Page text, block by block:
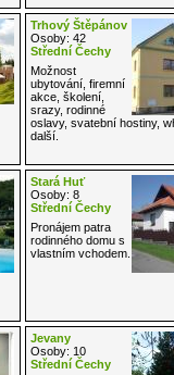
Trhový Štěpánov
Osoby: 42
Střední Čechy
Možnost
ubytování, firemní
akce, školení,
srazy, rodinné
oslavy, svatební hostiny,
další.
Stará Huť
Osoby: 8
Střední Čechy
Pronájem patra
rodinného domu s
vlastním vchodem.
Jevany
Osoby: 10
Střední Čechy